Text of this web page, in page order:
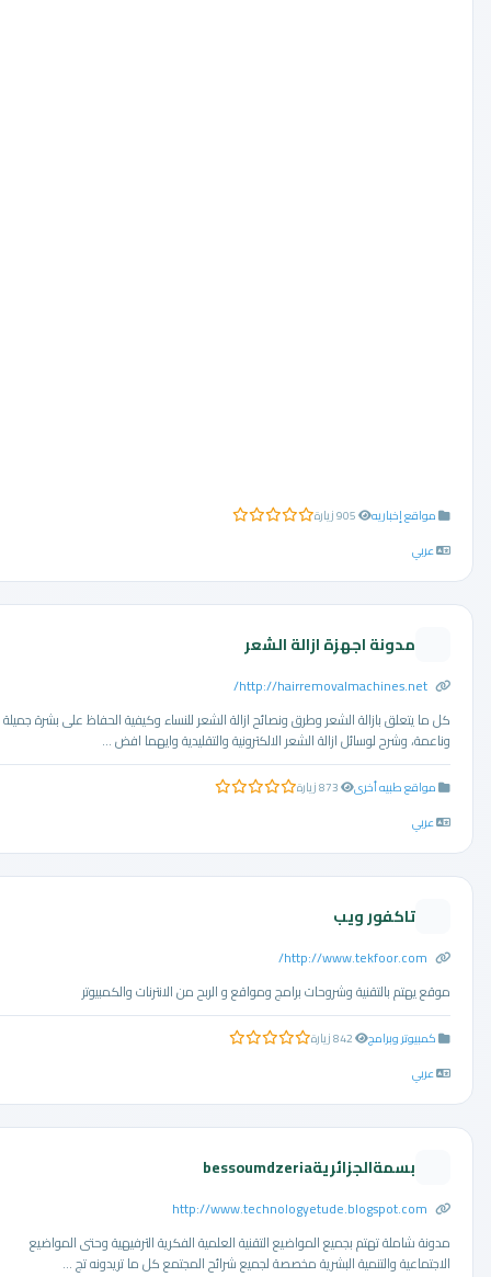
مواقع إخباريه 905 زيارة 0.0 من 5 نجوم
عربي
مدونة اجهزة ازالة الشعر
http://hairremovalmachines.net/
كل ما يتعلق بازالة الشعر وطرق ونصائح ازالة الشعر للنساء وكيفية الحفاظ على بشرة جميلة
وناعمة، وشرح لوسائل ازالة الشعر الالكترونية والتقليدية وايهما افض ...
مواقع طبيه أخرى 873 زيارة 0.0 من 5 نجوم
عربي
تاكفور ويب
http://www.tekfoor.com/
موقع يهتم بالتقنية وشروحات برامج ومواقع و الربح من الانترنات والكمبيوتر
كمبيوتر وبرامج 842 زيارة 0.0 من 5 نجوم
عربي
بسمةالجزائريةbessoumdzeria
http://www.technologyetude.blogspot.com
مدونة شاملة تهتم بجميع المواضيع التقنية العلمية الفكرية الترفيهية وحتى المواضيع
الاجتماعية والتنمية البشرية مخصصة لجميع شرائح المجتمع كل ما تريدونه تج ...